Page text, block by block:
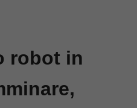
robot in